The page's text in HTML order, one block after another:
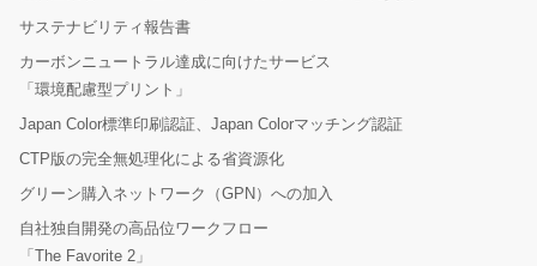
サステナビリティ報告書
カーボンニュートラル達成に向けたサービス
「環境配慮型プリント」
Japan Color標準印刷認証、Japan Colorマッチング認証
CTP版の完全無処理化による省資源化
グリーン購入ネットワーク（GPN）への加入
自社独自開発の高品位ワークフロー
「The Favorite 2」